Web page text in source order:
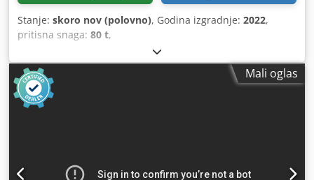
Stanje: skoro nov (polovno), Godina izgradnje: 2022,
pritisna snaga: 80 t,
Mali oglas